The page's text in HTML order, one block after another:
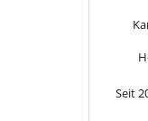
Seit